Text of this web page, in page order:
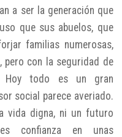
a ser la generación que
que sus abuelos, que
familias numerosas,
pero con la seguridad de
Hoy todo es un gran
social parece averiado.
vida digna, ni un futuro
confianza en unas